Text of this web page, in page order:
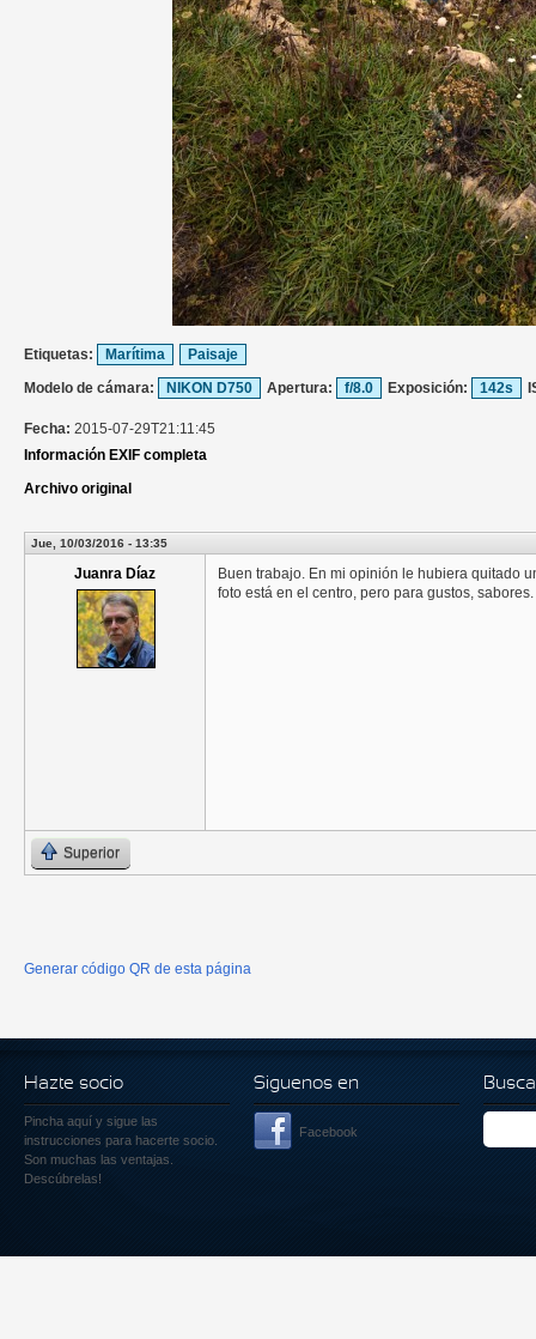
Etiquetas: Marítima
Paisaje
Modelo de cámara:
NIKON D750 Apertura: f/8.0 Exposición: 142s
Fecha: 2015-07-29T21:11:45
Información EXIF completa
Archivo original
Jue, 10/03/2016 - 13:35
Juanra Díaz
Buen trabajo. En mi opinión le hubiera quitado
foto está en el centro, pero para gustos, sabores.
Superior
Generar código QR de esta página
Hazte socio
Pincha aquí y sigue las
instrucciones para hacerte socio.
Son muchas las ventajas.
Descúbrelas!
Siguenos en
Facebook